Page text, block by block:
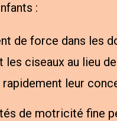
:
de force dans les
les ciseaux au lieu
rapidement leur
de motricité fine